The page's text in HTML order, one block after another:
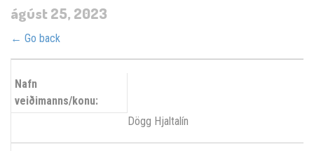
ágúst 25, 2023
← Go back
Nafn
veiðimanns/konu:
Dögg Hjaltalín